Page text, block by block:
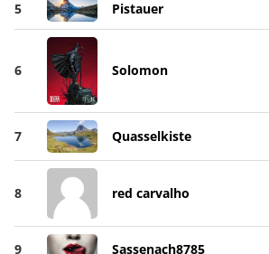
5 Pistauer
6 Solomon
7 Quasselkiste
8 red carvalho
9 Sassenach8785